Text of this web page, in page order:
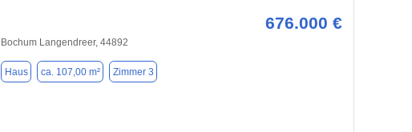
676.000 €
Bochum Langendreer, 44892
Haus ca. 107,00 m² Zimmer 3